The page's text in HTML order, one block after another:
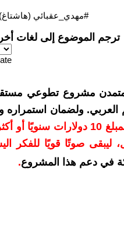
#مهدي_عقبائي (هاشتاغ)
ترجم الموضوع إلى لغات
مشروع تطوعي
العربي. ولضمان
بدعمكم بمبلغ 10
ليبقى صوتًا قويًا للفكر
في دعم هذا المشروع.